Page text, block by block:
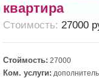
квартира
Cтоимость: 27000
Стоймость: 27000
Ком. услуги: